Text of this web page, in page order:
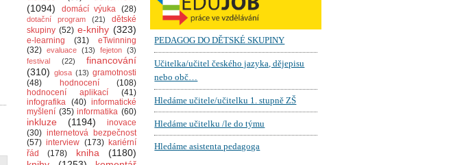
(1094)
domácí výuka (28)
dotační program (21)
dětské
skupiny (52) e-knihy (323)
e-learning (31)
eTwinning
(32) evaluace (13) fejeton (3)
festival
(22)
financování
(310) glosa (13) gramotnosti
(48)
hodnocení
(108)
hodnocení aplikací
(41)
infografika (40) informatické
myšlení (35) informatika (60)
inkluze (1194)
inovace
(30) internetová bezpečnost
(57) interview (173) kariérní
řád
(178) kniha
(1180)